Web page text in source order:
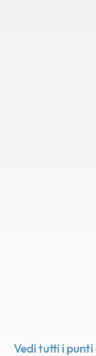
Vedi tutti i punti